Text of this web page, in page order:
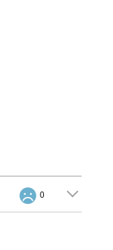
0